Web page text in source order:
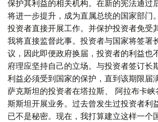
保护其利益的相关机构。在新的宪法通过
将进一步提升，成为直属总统的国家部门
投资者直接开展工作。并保护投资者免受
我将直接监督此事。投资者与国家将签署
议，因此即便政府换届，投资者的利益也
府理应坚持自己的立场。与投资者签订长
利益必须受到国家的保护，直到该期限届
萨克斯坦的投资者在塔拉斯、 阿拉布卡
斯斯坦开展业务。过去曾发生过投资者利
已不是秘密。现在，我打算建立这样一个